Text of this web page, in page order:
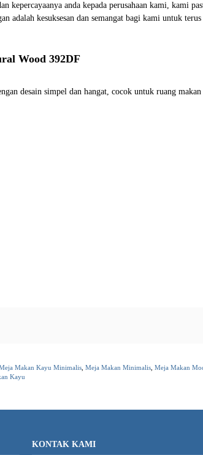
kepercayaanya anda kepada perusahaan kami, kami
adalah kesuksesan dan semangat bagi kami untuk
Wood 392DF
desain simpel dan hangat, cocok untuk ruang
Makan Kayu Minimalis Meja Makan Minimalis Meja Makan
Kayu
KONTAK KAMI